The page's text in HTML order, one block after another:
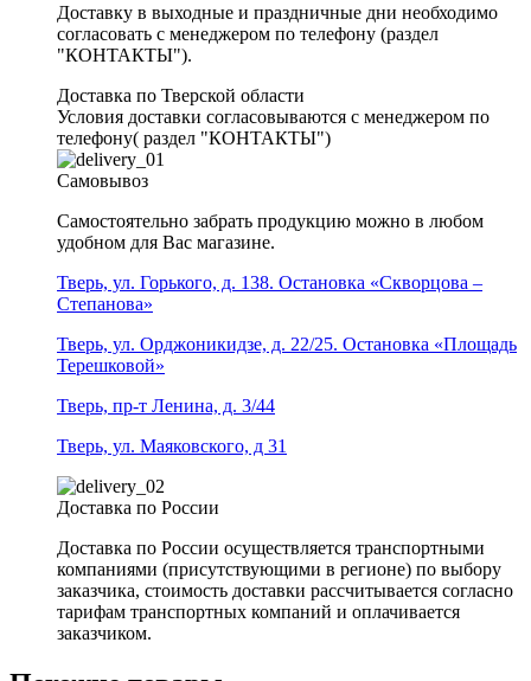
Доставку в выходные и праздничные дни необходимо
согласовать с менеджером по телефону (раздел
"КОНТАКТЫ").
Доставка по Тверской области
Условия доставки согласовываются с менеджером по
телефону( раздел "КОНТАКТЫ")
Самовывоз
Самостоятельно забрать продукцию можно в любом
удобном для Вас магазине.
Тверь, ул. Горького, д. 138. Остановка «Скворцова –
Степанова»
Тверь, ул. Орджоникидзе, д. 22/25. Остановка «Площадь
Терешковой»
Тверь, пр-т Ленина, д. 3/44
Тверь, ул. Маяковского, д 31
Доставка по России
Доставка по России осуществляется транспортными
компаниями (присутствующими в регионе) по выбору
заказчика, стоимость доставки рассчитывается согласно
тарифам транспортных компаний и оплачивается
заказчиком.